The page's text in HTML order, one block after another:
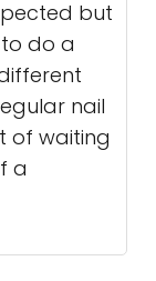
but
do a
nail
of waiting
a